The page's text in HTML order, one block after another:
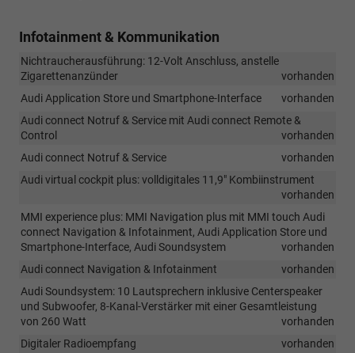
Infotainment & Kommunikation
Nichtraucherausführung: 12-Volt Anschluss, anstelle
Zigarettenanzünder
vorhanden
Audi Application Store und Smartphone-Interface
vorhanden
Audi connect Notruf & Service mit Audi connect Remote &
Control
vorhanden
Audi connect Notruf & Service
vorhanden
Audi virtual cockpit plus: volldigitales 11,9" Kombiinstrument
vorhanden
MMI experience plus: MMI Navigation plus mit MMI touch Audi
connect Navigation & Infotainment, Audi Application Store und
Smartphone-Interface, Audi Soundsystem
vorhanden
Audi connect Navigation & Infotainment
vorhanden
Audi Soundsystem: 10 Lautsprechern inklusive Centerspeaker
und Subwoofer, 8-Kanal-Verstärker mit einer Gesamtleistung
von 260 Watt
vorhanden
Digitaler Radioempfang
vorhanden